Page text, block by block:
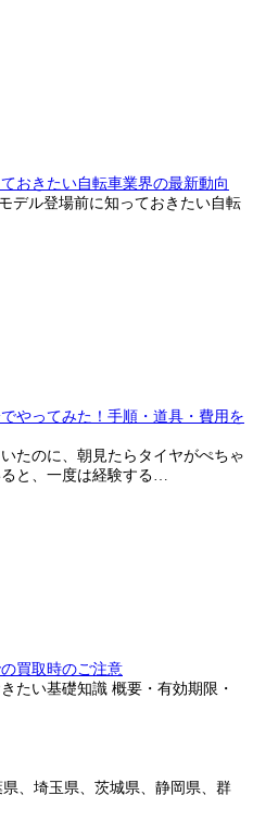
おきたい自転車業界の最新動向
デル登場前に知っておきたい自転
やってみた！手順・道具・費用を
たのに、朝見たらタイヤがぺちゃ
と、一度は経験する…
買取時のご注意
たい基礎知識 概要・有効期限・
、埼玉県、茨城県、静岡県、群